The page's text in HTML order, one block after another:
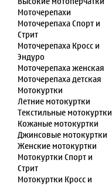
Моточерепахи
Моточерепаха Спорт и
Стрит
Моточерепаха Кросс и
Эндуро
Моточерепаха женская
Моточерепаха детская
Мотокуртки
Летние мотокуртки
Текстильные мотокуртки
Кожаные мотокуртки
Джинсовые мотокуртки
Женские мотокуртки
Мотокуртки Спорт и
Стрит
Мотокуртки Кросс и